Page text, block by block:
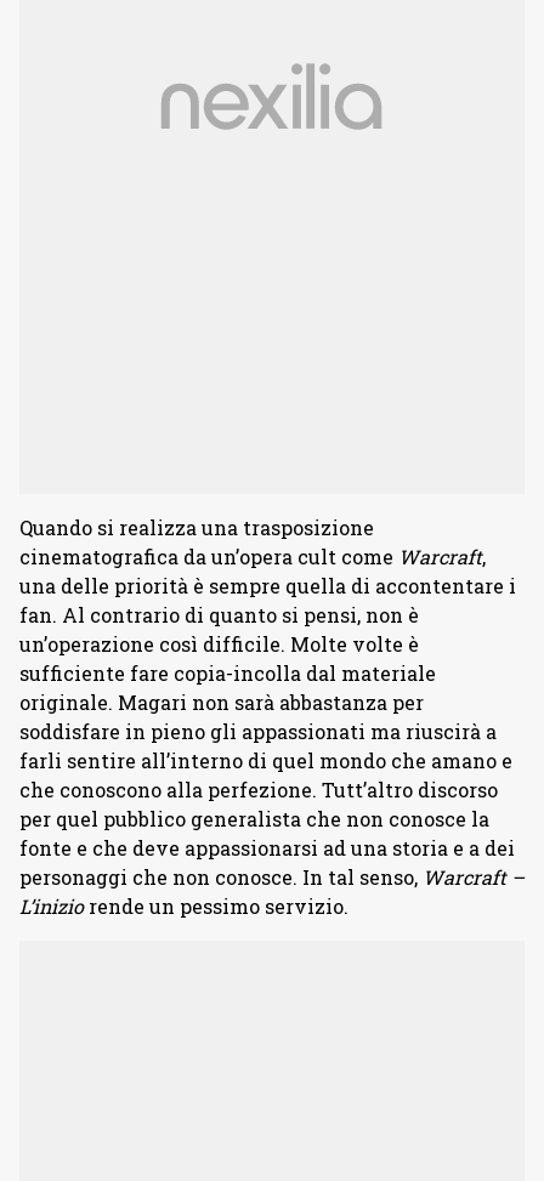
Quando si realizza una trasposizione
cinematografica da un’opera cult come Warcraft,
una delle priorità è sempre quella di accontentare i
fan. Al contrario di quanto si pensi, non è
un’operazione così difficile. Molte volte è
sufficiente fare copia-incolla dal materiale
originale. Magari non sarà abbastanza per
soddisfare in pieno gli appassionati ma riuscirà a
farli sentire all’interno di quel mondo che amano e
che conoscono alla perfezione. Tutt’altro discorso
per quel pubblico generalista che non conosce la
fonte e che deve appassionarsi ad una storia e a dei
personaggi che non conosce. In tal senso, Warcraft –
L’iniziorende un pessimo servizio.